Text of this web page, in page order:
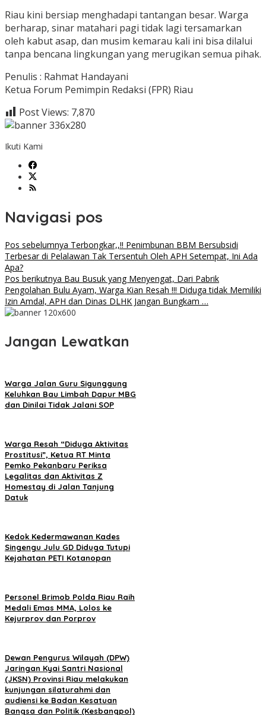
Riau kini bersiap menghadapi tantangan besar. Warga
berharap, sinar matahari pagi tidak lagi tersamarkan
oleh kabut asap, dan musim kemarau kali ini bisa dilalui
tanpa bencana lingkungan yang merugikan semua pihak.
Penulis : Rahmat Handayani
Ketua Forum Pemimpin Redaksi (FPR) Riau
Post Views: 7,870
Ikuti Kami
Navigasi pos
Pos sebelumnya Terbongkar,,!! Penimbunan BBM Bersubsidi
Terbesar di Pelalawan Tak Tersentuh Oleh APH Setempat, Ini Ada
Apa?
Pos berikutnya Bau Busuk yang Menyengat, Dari Pabrik
Pengolahan Bulu Ayam, Warga Kian Resah !!! Diduga tidak Memiliki
Izin Amdal, APH dan Dinas DLHK Jangan Bungkam …
Jangan Lewatkan
Warga Jalan Guru Sigunggung
Keluhkan Bau Limbah Dapur MBG
dan Dinilai Tidak Jalani SOP
Warga Resah “Diduga Aktivitas
Prostitusi”, Ketua RT Minta
Pemko Pekanbaru Periksa
Legalitas dan Aktivitas Z
Homestay di Jalan Tanjung
Datuk
Kedok Kedermawanan Kades
Singengu Julu GD Diduga Tutupi
Kejahatan PETI Kotanopan
Personel Brimob Polda Riau Raih
Medali Emas MMA, Lolos ke
Kejurprov dan Porprov
Dewan Pengurus Wilayah (DPW)
Jaringan Kyai Santri Nasional
(JKSN) Provinsi Riau melakukan
kunjungan silaturahmi dan
audiensi ke Badan Kesatuan
Bangsa dan Politik (Kesbangpol)